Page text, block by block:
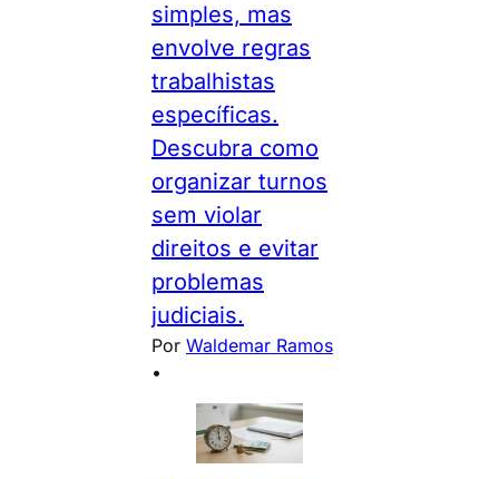
simples, mas
envolve regras
trabalhistas
específicas.
Descubra como
organizar turnos
sem violar
direitos e evitar
problemas
judiciais.
Por Waldemar Ramos
•